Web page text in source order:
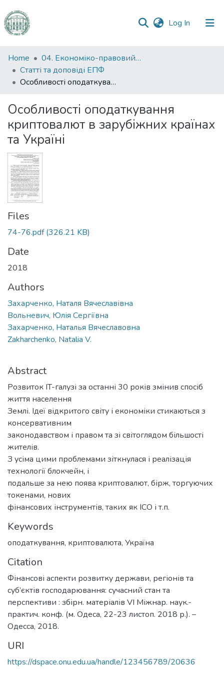
Log In (current)
Communities
&
Collections
Statistics
Home
04. Економіко-правовий факультет
Статті та доповіді ЕПФ
Особливості оподаткування криптовалют в зарубіжних країнах та Україні
Особливості оподаткування
криптовалют в зарубіжних країнах
та Україні
Files
74-76.pdf(326.21 KB)
Date
2018
Authors
Захарченко, Наталя Вячеславівна
Вольневич, Юлія Сергіївна
Захарченко, Наталья Вячеславовна
Zakharchenko, Natalia V.
Abstract
Розвиток IT-галузі за останні 30 років змінив спосіб
життя населення
Землі. Ідеї відкритого світу і економіки стикаються з
консервативним
законодавством і правом та зі світоглядом більшості
жителів.
З усіма цими проблемами зіткнулася і реалізація
технології блокчейн, і
подальше за нею поява криптовалют, бірж, торгуючих
токенами, нових
фінансових інструментів, таких як ICO і т.п.
Keywords
оподаткування, криптовалюта, Україна
Citation
Фінансові аспекти розвитку держави, регіонів та
суб’єктів господарювання: сучасний стан та
перспективи : збірн. матеріалів VI Міжнар. наук.-
практич. конф. (м. Одеса, 22-23 листоп. 2018 р.). –
Одесса, 2018.
URI
https://dspace.onu.edu.ua/handle/123456789/20636